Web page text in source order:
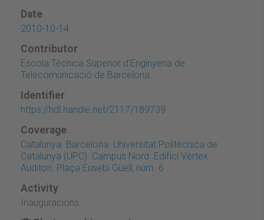
Date
2010-10-14
Contributor
Escola Tècnica Superior d'Enginyeria de
Telecomunicació de Barcelona
Identifier
https://hdl.handle.net/2117/189739
Coverage
Catalunya. Barcelona. Universitat Politècnica de
Catalunya (UPC). Campus Nord. Edifici Vèrtex.
Auditori. Plaça Eusebi Güell, núm. 6
Activity
Inauguracions